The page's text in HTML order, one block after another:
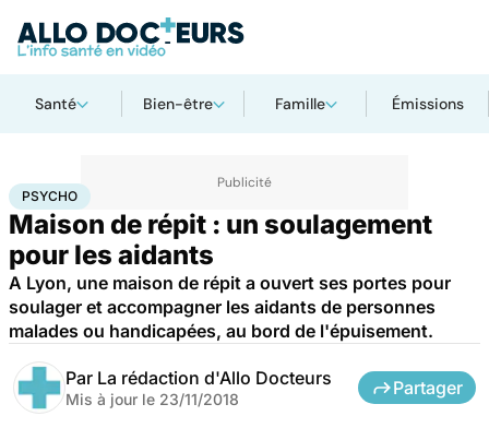
Santé Bien-être Famille Émissions
AccueilBien-être
PSYCHO
Maison de répit : un soulagement
pour les aidants
A Lyon, une maison de répit a ouvert ses portes pour
soulager et accompagner les aidants de personnes
malades ou handicapées, au bord de l'épuisement.
Par La rédaction d'Allo Docteurs
Mis à jour le 23/11/2018
Partager